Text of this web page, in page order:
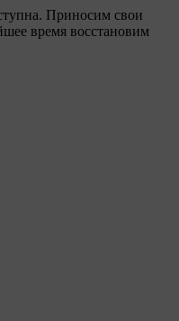
Приносим свои
время восстановим